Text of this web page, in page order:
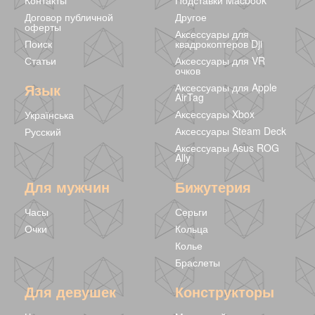
капельки
239 грн
139 грн
Серьги-капельки
267 грн 197 грн
бусинами
жемчужинами
246 грн 190 грн
Договор публичной
оферты
Поиск
Статьи
Язык
Українська
Русский
Другое
Аксессуары для
квадрокоптеров Dji
Аксессуары для VR
очков
Аксессуары для Apple
AirTag
Аксессуары Xbox
Аксессуары Steam Deck
Аксессуары Asus ROG
Ally
Для мужчин
Часы
Очки
Бижутерия
Серьги
Кольца
Колье
Браслеты
Для девушек Конструкторы